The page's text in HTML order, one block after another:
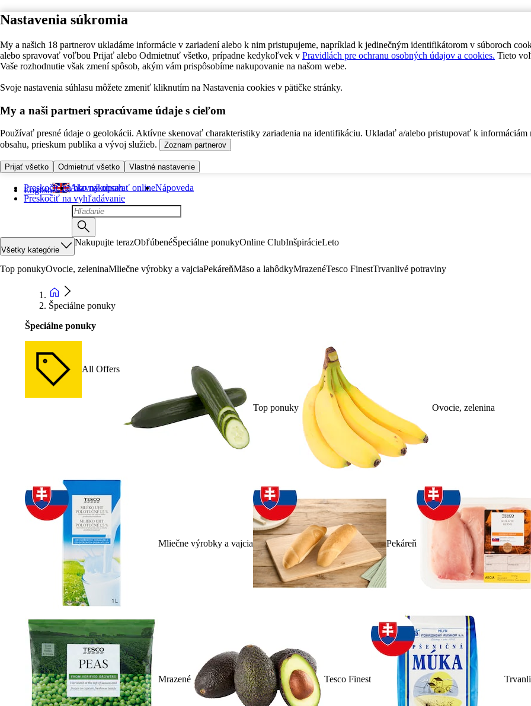
Nastavenia súkromia
My a našich 18 partnerov ukladáme informácie v zariadení alebo k nim pristupujeme, napríklad k jedinečným identifikátorom v súboroch
alebo spravovať voľbou Prijať alebo Odmietnuť všetko, prípadne kedykoľvek v Pravidlách pre ochranu osobných údajov a cookies. Tieto
Vaše rozhodnutie však zmení spôsob, akým vám prispôsobíme nakupovanie na našom webe.
Svoje nastavenia súhlasu môžete zmeniť kliknutím na Nastavenia cookies v pätičke stránky.
My a naši partneri spracúvame údaje s cieľom
Používať presné údaje o geolokácii. Aktívne skenovať charakteristiky zariadenia na identifikáciu. Ukladať a/alebo pristupovať k informáciám
obsahu, prieskum publika a vývoj služieb.
Zoznam partnerov
Prijať všetko Odmietnuť všetko Vlastné nastavenie
Preskočiť na hlavný obsah
Preskočiť na vyhľadávanie
English Ako nakupovať onlineNápoveda
Všetky kategórie
Nakupujte terazObľúbenéŠpeciálne ponukyOnline ClubInšpirácieLeto
Top ponukyOvocie, zeleninaMliečne výrobky a vajciaPekáreňMäso a lahôdkyMrazenéTesco FinestTrvanlivé potraviny
Špeciálne ponuky
Špeciálne ponuky
All Offers
Top ponuky Ovocie, zelenina
Mliečne výrobky a vajcia Pekáreň
Mrazené Tesco Finest